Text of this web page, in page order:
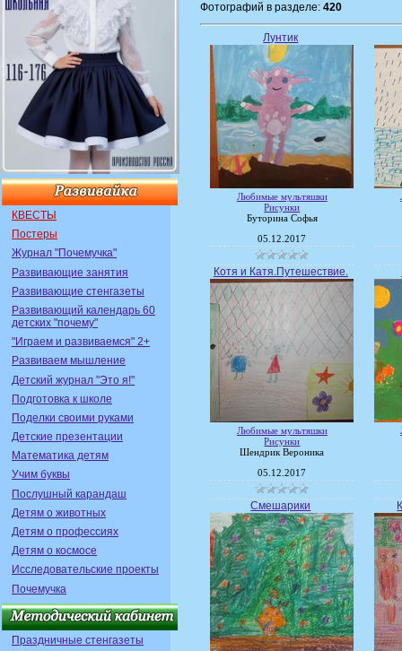
КВЕСТЫ
Постеры
Журнал "Почемучка"
Развивающие занятия
Развивающие стенгазеты
Развивающий календарь 60
детских "почему"
"Играем и развиваемся" 2+
Развиваем мышление
Детский журнал "Это я!"
Подготовка к школе
Поделки своими руками
Детские презентации
Математика детям
Учим буквы
Послушный карандаш
Детям о животных
Детям о профессиях
Детям о космосе
Исследовательские проекты
Почемучка
Праздничные стенгазеты
Фотографий в разделе: 420
Лунтик
Любимые мультяшки
Рисунки
Буторина Софья
05.12.2017
Котя и Катя.Путешествие.
Любимые мультяшки
Рисунки
Шендрик Вероника
05.12.2017
Смешарики